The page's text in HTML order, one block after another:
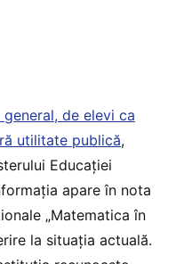
de elevi ca
utilitate publică,
Educației
apare în nota
„Matematica în
la situația actuală.